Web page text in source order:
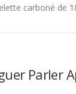
carboné de
Parler